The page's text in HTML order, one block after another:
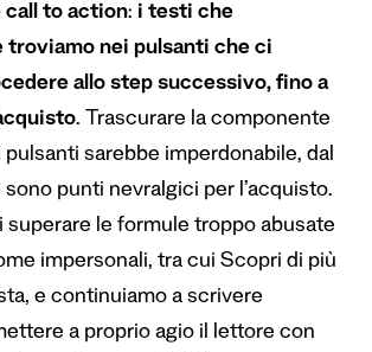
call to action: i testi che
troviamo nei pulsanti che ci
allo step successivo, fino a
. Trascurare la componente
sarebbe imperdonabile, dal
punti nevralgici per l’acquisto.
superare le formule troppo abusate
impersonali, tra cui Scopri di più
e continuiamo a scrivere
a proprio agio il lettore con